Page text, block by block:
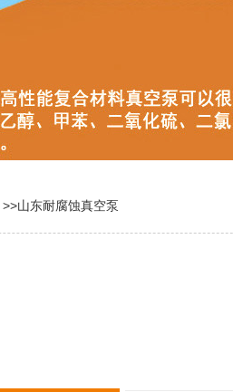
>>山东耐腐蚀真空泵